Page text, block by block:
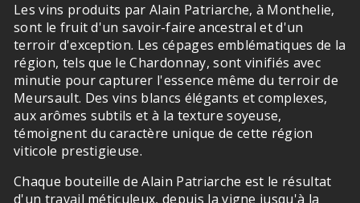
Les vins produits par Alain Patriarche, à Monthelie,
sont le fruit d'un savoir-faire ancestral et d'un
terroir d'exception. Les cépages emblématiques de la
région, tels que le Chardonnay, sont vinifiés avec
minutie pour capturer l'essence même du terroir de
Meursault. Des vins blancs élégants et complexes,
aux arômes subtils et à la texture soyeuse,
témoignent du caractère unique de cette région
viticole prestigieuse.
Chaque bouteille de Alain Patriarche est le résultat
d'un travail méticuleux, depuis la vigne jusqu'à la